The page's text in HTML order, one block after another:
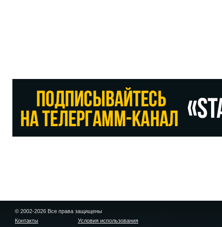
© 2002-2026 Все права защищены
Контакты
Условия использования